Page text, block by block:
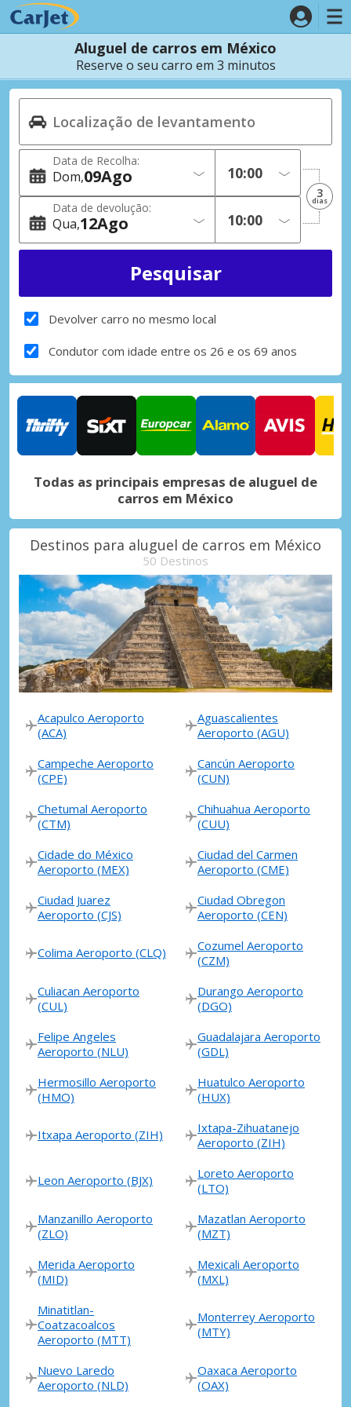
Aluguel de carros em México
Reserve o seu carro em 3 minutos
Data de Recolha:
Dom 09Ago
Data de devolução:
Qua 12Ago
3
dias
Devolver carro no mesmo local
Condutor com idade entre os 26 e os 69 anos
Todas as principais empresas de aluguel de
carros em México
Destinos para aluguel de carros em México
50 Destinos
Acapulco Aeroporto
(ACA)
Aguascalientes
Aeroporto (AGU)
Campeche Aeroporto
(CPE)
Cancún Aeroporto
(CUN)
Chetumal Aeroporto
(CTM)
Chihuahua Aeroporto
(CUU)
Cidade do México
Aeroporto (MEX)
Ciudad del Carmen
Aeroporto (CME)
Ciudad Juarez
Aeroporto (CJS)
Ciudad Obregon
Aeroporto (CEN)
Colima Aeroporto (CLQ)
Cozumel Aeroporto
(CZM)
Culiacan Aeroporto
(CUL)
Durango Aeroporto
(DGO)
Felipe Angeles
Aeroporto (NLU)
Guadalajara Aeroporto
(GDL)
Hermosillo Aeroporto
(HMO)
Huatulco Aeroporto
(HUX)
Itxapa Aeroporto (ZIH)
Ixtapa-Zihuatanejo
Aeroporto (ZIH)
Leon Aeroporto (BJX)
Loreto Aeroporto
(LTO)
Manzanillo Aeroporto
(ZLO)
Mazatlan Aeroporto
(MZT)
Merida Aeroporto
(MID)
Mexicali Aeroporto
(MXL)
Minatitlan-
Coatzacoalcos
Aeroporto (MTT)
Monterrey Aeroporto
(MTY)
Nuevo Laredo
Aeroporto (NLD)
Oaxaca Aeroporto
(OAX)